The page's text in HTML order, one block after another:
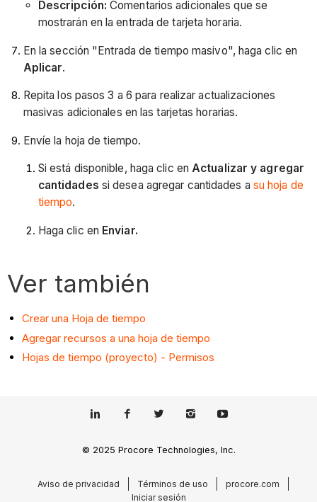
Descripción: Comentarios adicionales que se
mostrarán en la entrada de tarjeta horaria.
En la sección "Entrada de tiempo masivo", haga clic en
Aplicar.
Repita los pasos 3 a 6 para realizar actualizaciones
masivas adicionales en las tarjetas horarias.
Envíe la hoja de tiempo.
Si está disponible, haga clic enActualizar y agregar
cantidades si desea agregar cantidades a su hoja de
tiempo.
Haga clic en Enviar.
Ver también
Crear una Hoja de tiempo
Agregar recursos a una hoja de tiempo
Hojas de tiempo (proyecto) - Permisos
© 2025 Procore Technologies, Inc.
Aviso de privacidad Términos de uso
procore.com
Iniciar sesión